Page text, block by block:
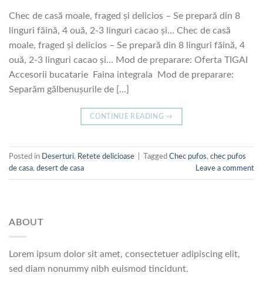
Chec de casă moale, fraged și delicios – Se prepară din 8
linguri făină, 4 ouă, 2-3 linguri cacao și… Chec de casă
moale, fraged și delicios – Se prepară din 8 linguri făină, 4
ouă, 2-3 linguri cacao și… Mod de preparare: Oferta TIGAI
Accesorii bucatarie Faina integrala Mod de preparare:
Separăm gălbenușurile de […]
CONTINUE READING →
Posted in Deserturi, Retete delicioase Tagged Chec pufos, chec pufos
de casa, desert de casa Leave a comment
ABOUT
Lorem ipsum dolor sit amet, consectetuer adipiscing elit,
sed diam nonummy nibh euismod tincidunt.